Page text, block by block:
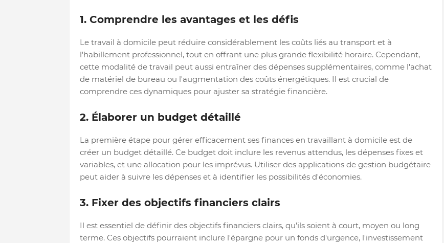
1. Comprendre les avantages et les défis
Le travail à domicile peut réduire considérablement les coûts liés au transport et à
l'habillement professionnel, tout en offrant une plus grande flexibilité horaire. Cependant,
cette modalité de travail peut aussi entraîner des dépenses supplémentaires, comme l'achat
de matériel de bureau ou l'augmentation des coûts énergétiques. Il est crucial de
comprendre ces dynamiques pour ajuster sa stratégie financière.
2. Élaborer un budget détaillé
La première étape pour gérer efficacement ses finances en travaillant à domicile est de
créer un budget détaillé. Ce budget doit inclure les revenus attendus, les dépenses fixes et
variables, et une allocation pour les imprévus. Utiliser des applications de gestion budgétaire
peut aider à suivre les dépenses et à identifier les possibilités d'économies.
3. Fixer des objectifs financiers clairs
Il est essentiel de définir des objectifs financiers clairs, qu'ils soient à court, moyen ou long
terme. Ces objectifs pourraient inclure l'épargne pour un fonds d'urgence, l'investissement